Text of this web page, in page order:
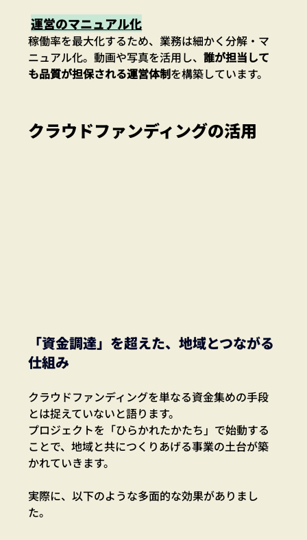
運営のマニュアル化
稼働率を最大化するため、業務は細かく分解・マ
ニュアル化。動画や写真を活用し、誰が担当して
も品質が担保される運営体制を構築しています。
クラウドファンディングの活用
「資金調達」を超えた、地域とつながる
仕組み
クラウドファンディングを単なる資金集めの手段
とは捉えていないと語ります。
プロジェクトを「ひらかれたかたち」で始動する
ことで、地域と共につくりあげる事業の土台が築
かれていきます。
実際に、以下のような多面的な効果がありまし
た。